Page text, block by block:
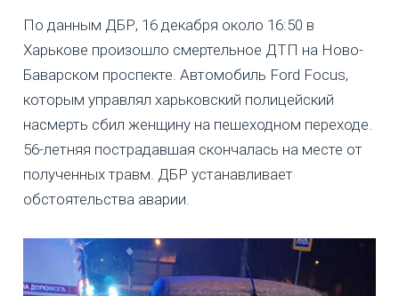
По данным ДБР, 16 декабря около 16:50 в
Харькове произошло смертельное ДТП на Ново-
Баварском проспекте. Автомобиль Ford Focus,
которым управлял харьковский полицейский
насмерть сбил женщину на пешеходном переходе.
56-летняя пострадавшая скончалась на месте от
полученных травм. ДБР устанавливает
обстоятельства аварии.